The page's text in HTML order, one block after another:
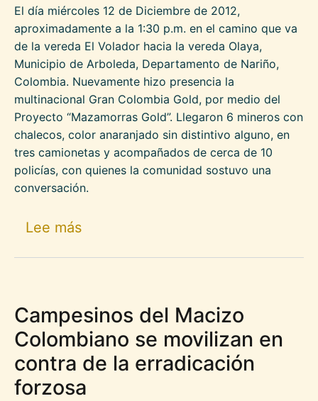
El día miércoles 12 de Diciembre de 2012,
aproximadamente a la 1:30 p.m. en el camino que va
de la vereda El Volador hacia la vereda Olaya,
Municipio de Arboleda, Departamento de Nariño,
Colombia. Nuevamente hizo presencia la
multinacional Gran Colombia Gold, por medio del
Proyecto “Mazamorras Gold”. Llegaron 6 mineros con
chalecos, color anaranjado sin distintivo alguno, en
tres camionetas y acompañados de cerca de 10
policías, con quienes la comunidad sostuvo una
conversación.
Lee mássobre Regreso de la multinacional
Campesinos del Macizo
Colombiano se movilizan en
contra de la erradicación
forzosa